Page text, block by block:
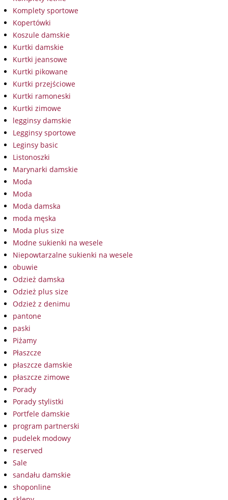
Komplety sportowe
Kopertówki
Koszule damskie
Kurtki damskie
Kurtki jeansowe
Kurtki pikowane
Kurtki przejściowe
Kurtki ramoneski
Kurtki zimowe
legginsy damskie
Legginsy sportowe
Leginsy basic
Listonoszki
Marynarki damskie
Moda
Moda
Moda damska
moda męska
Moda plus size
Modne sukienki na wesele
Niepowtarzalne sukienki na wesele
obuwie
Odzież damska
Odzież plus size
Odzież z denimu
pantone
paski
Piżamy
Płaszcze
płaszcze damskie
płaszcze zimowe
Porady
Porady stylistki
Portfele damskie
program partnerski
pudelek modowy
reserved
Sale
sandału damskie
shoponline